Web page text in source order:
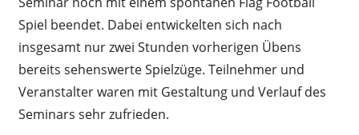
Spiel beendet. Dabei entwickelten sich nach
insgesamt nur zwei Stunden vorherigen Übens
bereits sehenswerte Spielzüge. Teilnehmer und
Veranstalter waren mit Gestaltung und Verlauf des
Seminars sehr zufrieden.